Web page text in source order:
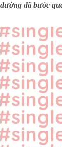
đường đã bước